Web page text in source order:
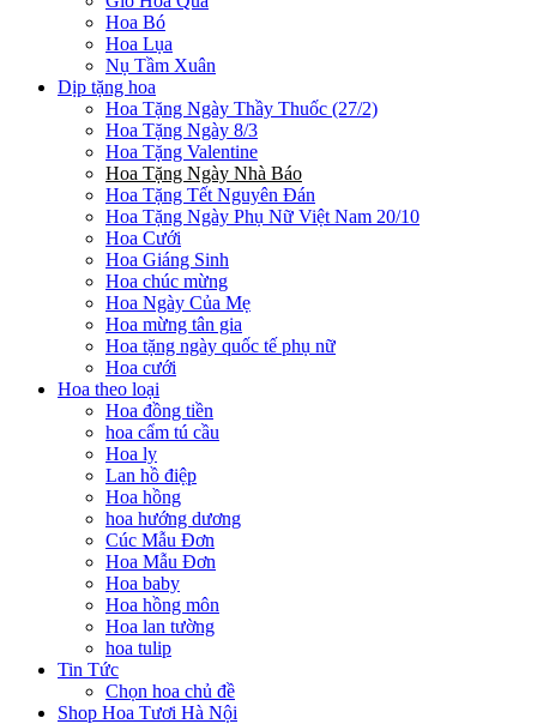
Hoa Bó
Hoa Lụa
Nụ Tầm Xuân
Dịp tặng hoa
Hoa Tặng Ngày Thầy Thuốc (27/2)
Hoa Tặng Ngày 8/3
Hoa Tặng Valentine
Hoa Tặng Ngày Nhà Báo
Hoa Tặng Tết Nguyên Đán
Hoa Tặng Ngày Phụ Nữ Việt Nam 20/10
Hoa Cưới
Hoa Giáng Sinh
Hoa chúc mừng
Hoa Ngày Của Mẹ
Hoa mừng tân gia
Hoa tặng ngày quốc tế phụ nữ
Hoa cưới
Hoa theo loại
Hoa đồng tiền
hoa cẩm tú cầu
Hoa ly
Lan hồ điệp
Hoa hồng
hoa hướng dương
Cúc Mẫu Đơn
Hoa Mẫu Đơn
Hoa baby
Hoa hồng môn
Hoa lan tường
hoa tulip
Tin Tức
Chọn hoa chủ đề
Shop Hoa Tươi Hà Nội